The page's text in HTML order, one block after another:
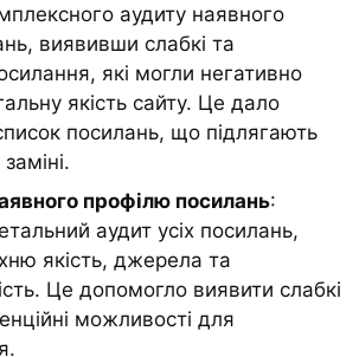
аудиту наявного
виявивши слабкі та
які могли негативно
якість сайту. Це дало
посилань, що підлягають
профілю посилань:
аудит усіх посилань,
якість, джерела та
Це допомогло виявити слабкі
можливості для